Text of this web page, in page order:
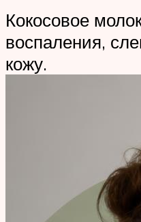
Кокосовое
воспаления,
кожу.